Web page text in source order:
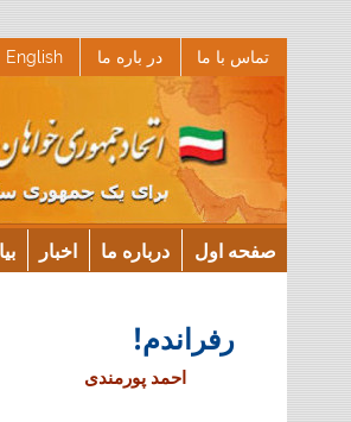
تماس با ما در باره ما English
صفحه اول درباره ما اخبار
رفراندم!
احمد پورمندی